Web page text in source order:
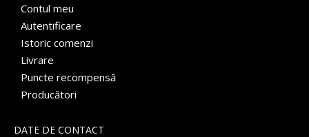
Contul meu
Autentificare
Istoric comenzi
Livrare
Puncte recompensă
Producători
DATE DE CONTACT